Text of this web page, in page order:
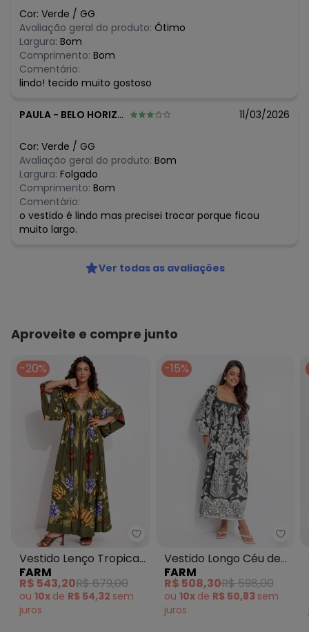
Cor: Verde / GG
Avaliação geral do produto: Ótimo
Largura: Bom
Comprimento: Bom
Comentário:
lindo! tecido muito gostoso
PAULA - BELO HORIZONTE - MG 11/03/2026
Cor: Verde / GG
Avaliação geral do produto: Bom
Largura: Folgado
Comprimento: Bom
Comentário:
o vestido é lindo mas precisei trocar porque ficou
muito largo.
Ver todas as avaliações
Aproveite e compre junto
-20%
Farm - Vestido Lenço Tropical
Vestido Lenço Tropical
Verde
FARM
R$ 543,20R$ 679,00
ou 10x de R$ 54,32 sem
juros
-15%
Vestido Longo Céu de
Arara Verde
FARM
R$ 508,30R$ 598,00
ou 10x de R$ 50,83 sem
juros